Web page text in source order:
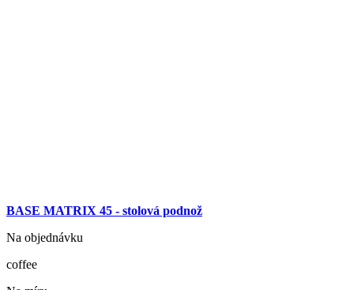
BASE MATRIX 45 - stolová podnož
Na objednávku
coffee